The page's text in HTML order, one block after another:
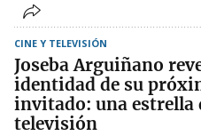
CINE Y TELEVISIÓN
Joseba Arguiñano
identidad de su
invitado: una estrella
televisión